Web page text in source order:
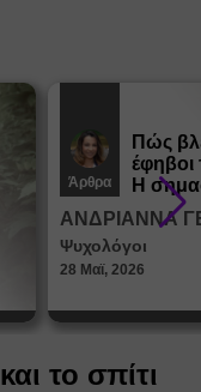
Άρθρα
Πώς
Η
στη
ΑΝΔΡΙΑΝΝΑ
Ψυχολόγοι
28 Μαϊ, 2026
το σπίτι